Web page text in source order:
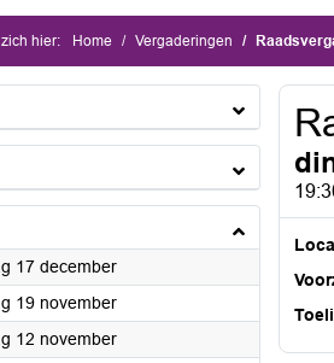
hier: Home Vergaderingen
17 december2024
19 november2024
12 november2024